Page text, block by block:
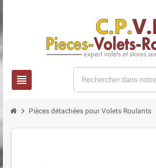
view_headline
chevron_right Pièces détachées pour Volets Roulants